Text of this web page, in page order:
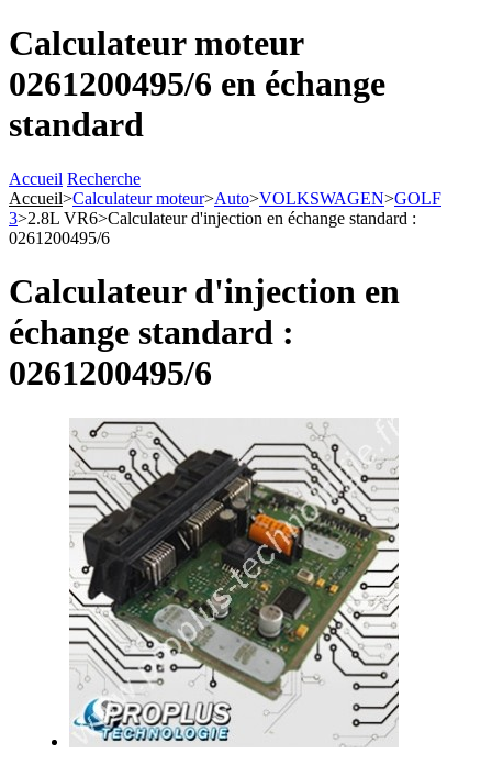
Calculateur moteur
0261200495/6 en échange
standard
Accueil Recherche
Accueil>Calculateur moteur>Auto>VOLKSWAGEN>GOLF
3>2.8L VR6>Calculateur d'injection en échange standard :
0261200495/6
Calculateur d'injection en
échange standard :
0261200495/6